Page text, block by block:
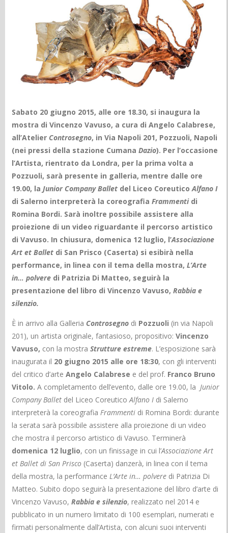
Sabato 20 giugno 2015, alle ore 18.30, si inaugura la
mostra di Vincenzo Vavuso, a cura di Angelo Calabrese,
all’Atelier Controsegno, in Via Napoli 201, Pozzuoli, Napoli
(nei pressi della stazione CumanaDazio). Per l’occasione
l’Artista, rientrato da Londra, per la prima volta a
Pozzuoli, sarà presente in galleria, mentre dalle ore
19.00, laJunior Company Ballet del Liceo CoreuticoAlfano I
di Salerno interpreterà la coreografiaFrammentidi
Romina Bordi. Sarà inoltre possibile assistere alla
proiezione di un video riguardante il percorso artistico
di Vavuso. In chiusura, domenica 12 luglio, l’Associazione
Art et Ballet di San Prisco (Caserta) si esibirà nella
performance, in linea con il tema della mostra,L’Arte
in… polvere di Patrizia Di Matteo, seguirà la
presentazione del libro di Vincenzo Vavuso,Rabbia e
silenzio.
È in arrivo alla Galleria Controsegno di Pozzuoli (in via Napoli
201), un artista originale, fantasioso, propositivo:Vincenzo
Vavuso, con la mostra Strutture estreme. L’esposizione sarà
inaugurata il 20 giugno 2015 alle ore 18:30, con gli interventi
del critico d’arteAngelo Calabrese e del prof. Franco Bruno
Vitolo.A completamento dell’evento, dalle ore 19.00, laJunior
Company Ballet del Liceo CoreuticoAlfano I di Salerno
interpreterà la coreografiaFrammenti di Romina Bordi: durante
la serata sarà possibile assistere alla proiezione di un video
che mostra il percorso artistico di Vavuso. Terminerà
domenica 12 luglio, con un finissage in cui l’Associazione Art
et Ballet di San Prisco (Caserta) danzerà, in linea con il tema
della mostra, la performanceL’Arte in… polvere di Patrizia Di
Matteo. Subito dopo seguirà la presentazione del libro d’arte di
Vincenzo Vavuso,Rabbia e silenzio, realizzato nel 2014 e
pubblicato in un numero limitato di 100 esemplari, numerati e
firmati personalmente dall’Artista, con alcuni suoi interventi